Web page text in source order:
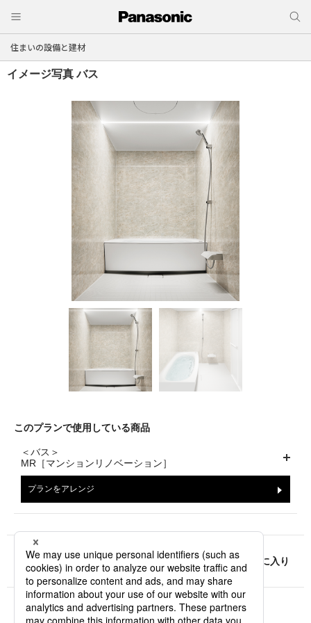
住まいの設備と建材
イメージ写真バス
このプランで使用している商品
＜バス＞
MR［マンションリノベーション］
プランをアレンジ
URLをシェア お気に入り
お近くのショウルームはこちら